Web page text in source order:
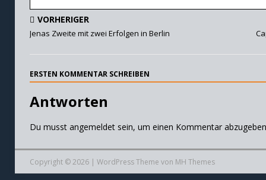
VORHERIGER
Jenas Zweite mit zwei Erfolgen in Berlin
ERSTEN KOMMENTAR SCHREIBEN
Antworten
Du musst angemeldetsein, um einen Kommentar
Copyright © 2026 | WordPress Theme von MH Themes